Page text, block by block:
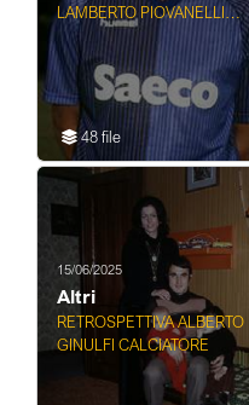
LAMBERTO PIOVANELLI
CALCIATORE
48 file
15/06/2025
Altri
RETROSPETTIVA ALBERTO
GINULFI CALCIATORE